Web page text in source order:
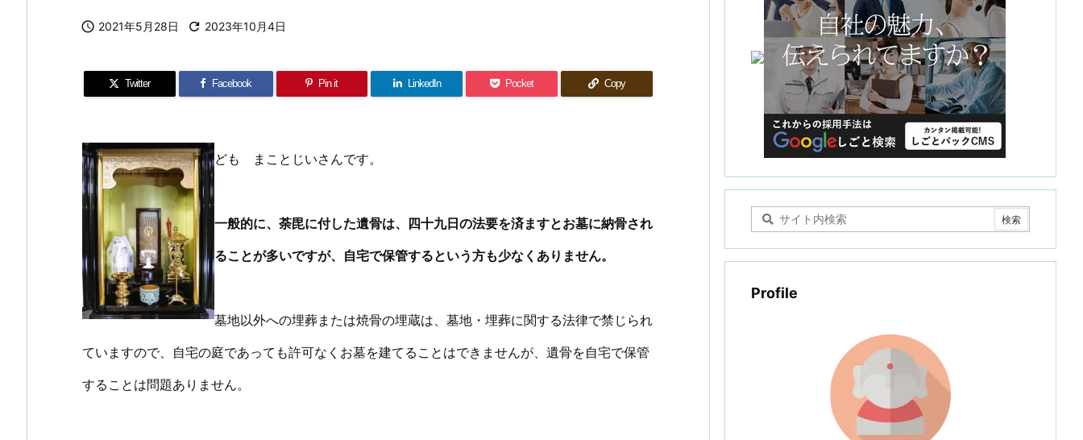
 2021年5月28日  2023年10月4日
Twitter Facebook Pin it LinkedIn Pocket Copy
ども まことじいさんです。
一般的に、荼毘に付した遺骨は、四十九日の法要を済ますとお墓に納骨され
ることが多いですが、自宅で保管するという方も少なくありません。
墓地以外への埋葬または焼骨の埋蔵は、墓地・埋葬に関する法律で禁じられ
ていますので、自宅の庭であっても許可なくお墓を建てることはできませんが、遺骨を自宅で保管
することは問題ありません。
Profile